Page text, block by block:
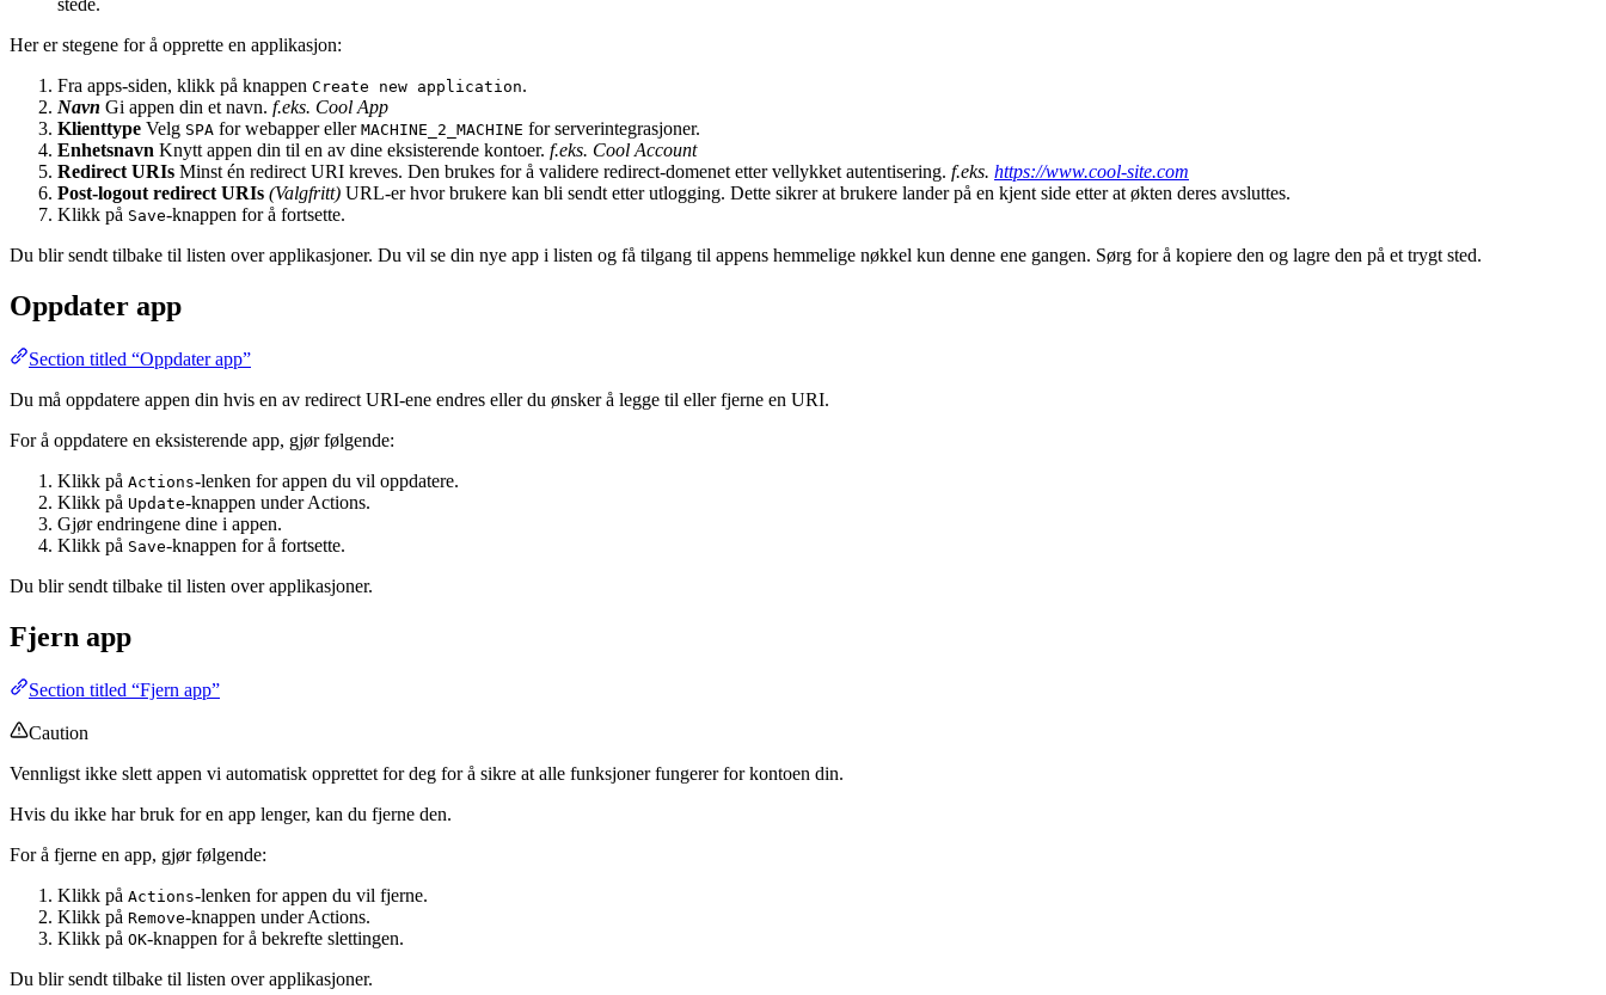
stede.
Her er stegene for å opprette en applikasjon:
Fra apps-siden, klikk på knappen Create new application.
Navn Gi appen din et navn. f.eks. Cool App
Klienttype Velg SPA for webapper eller MACHINE_2_MACHINE for serverintegrasjoner.
Enhetsnavn Knytt appen din til en av dine eksisterende kontoer. f.eks. Cool Account
Redirect URIs Minst én redirect URI kreves. Den brukes for å validere redirect-domenet etter vellykket autentisering. f.eks. https://www.cool-site.com
Post-logout redirect URIs (Valgfritt) URL-er hvor brukere kan bli sendt etter utlogging. Dette sikrer at brukere lander på en kjent side etter at økten deres avsluttes.
Klikk på Save-knappen for å fortsette.
Du blir sendt tilbake til listen over applikasjoner. Du vil se din nye app i listen og få tilgang til appens hemmelige nøkkel kun denne ene gangen. Sørg for å kopiere den og lagre den på et trygt sted.
Oppdater app
Section titled “Oppdater app”
Du må oppdatere appen din hvis en av redirect URI-ene endres eller du ønsker å legge til eller fjerne en URI.
For å oppdatere en eksisterende app, gjør følgende:
Klikk på Actions-lenken for appen du vil oppdatere.
Klikk på Update-knappen under Actions.
Gjør endringene dine i appen.
Klikk på Save-knappen for å fortsette.
Du blir sendt tilbake til listen over applikasjoner.
Fjern app
Section titled “Fjern app”
Caution
Vennligst ikke slett appen vi automatisk opprettet for deg for å sikre at alle funksjoner fungerer for kontoen din.
Hvis du ikke har bruk for en app lenger, kan du fjerne den.
For å fjerne en app, gjør følgende:
Klikk på Actions-lenken for appen du vil fjerne.
Klikk på Remove-knappen under Actions.
Klikk på OK-knappen for å bekrefte slettingen.
Du blir sendt tilbake til listen over applikasjoner.